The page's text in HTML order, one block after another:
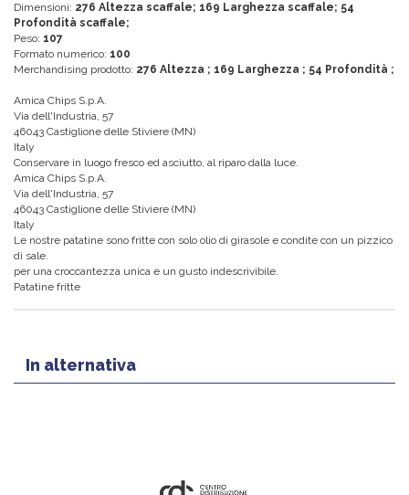
Dimensioni: 276 Altezza scaffale; 169 Larghezza scaffale; 54
Profondità scaffale;
Peso: 107
Formato numerico: 100
Merchandising prodotto: 276 Altezza ; 169 Larghezza ; 54 Profondità ;
Amica Chips S.p.A.
Via dell'Industria, 57
46043 Castiglione delle Stiviere (MN)
Italy
Conservare in luogo fresco ed asciutto, al riparo dalla luce.
Amica Chips S.p.A.
Via dell'Industria, 57
46043 Castiglione delle Stiviere (MN)
Italy
Le nostre patatine sono fritte con solo olio di girasole e condite con un pizzico
di sale.
per una croccantezza unica e un gusto indescrivibile.
Patatine fritte
In alternativa